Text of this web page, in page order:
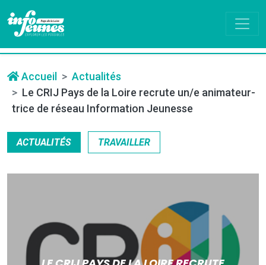
Accueil
Actualités
Le CRIJ Pays de la Loire recrute un/e animateur-
trice de réseau Information Jeunesse
ACTUALITÉS TRAVAILLER